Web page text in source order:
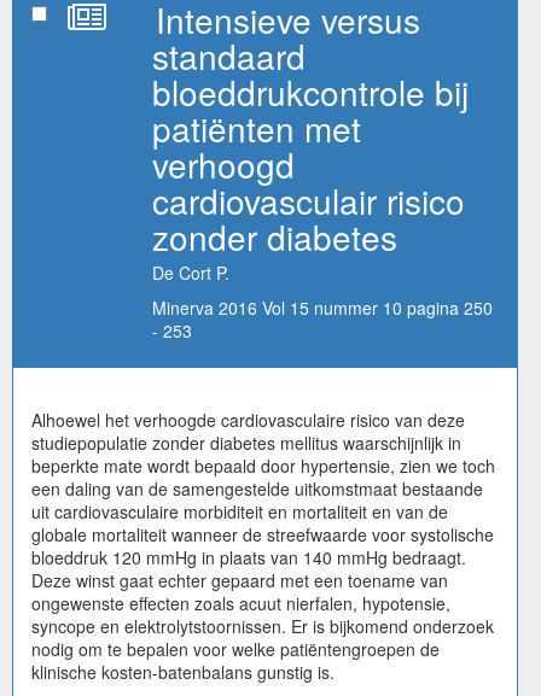
Intensieve versus
standaard
bloeddrukcontrole bij
patiënten met
verhoogd
cardiovasculair risico
zonder diabetes
De Cort P.
Minerva 2016 Vol 15 nummer 10 pagina 250
- 253
Alhoewel het verhoogde cardiovasculaire risico van deze
studiepopulatie zonder diabetes mellitus waarschijnlijk in
beperkte mate wordt bepaald door hypertensie, zien we toch
een daling van de samengestelde uitkomstmaat bestaande
uit cardiovasculaire morbiditeit en mortaliteit en van de
globale mortaliteit wanneer de streefwaarde voor systolische
bloeddruk 120 mmHg in plaats van 140 mmHg bedraagt.
Deze winst gaat echter gepaard met een toename van
ongewenste effecten zoals acuut nierfalen, hypotensie,
syncope en elektrolytstoornissen. Er is bijkomend onderzoek
nodig om te bepalen voor welke patiëntengroepen de
klinische kosten-batenbalans gunstig is.